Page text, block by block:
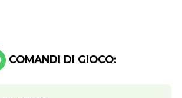
COMANDI DI GIOCO: